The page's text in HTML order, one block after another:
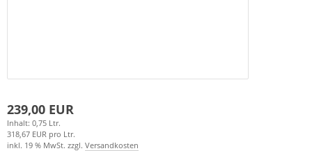
239,00 EUR
Inhalt: 0,75 Ltr.
318,67 EUR pro Ltr.
inkl. 19 % MwSt. zzgl. Versandkosten